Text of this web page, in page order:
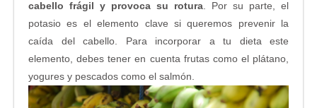
cabello frágil y provoca su rotura . Por su parte, el
potasio es el elemento clave si queremos prevenir la
caída del cabello. Para incorporar a tu dieta este
elemento, debes tener en cuenta frutas como el plátano,
yogures y pescados como el salmón.